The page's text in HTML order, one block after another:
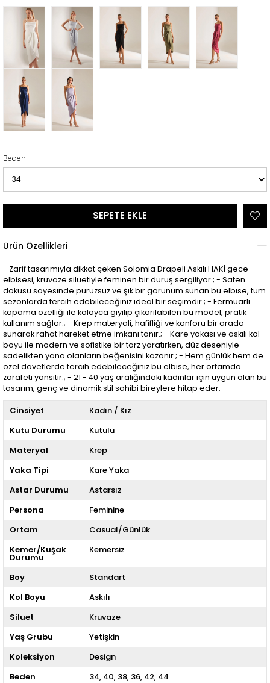
Beden
Ürün Özellikleri
- Zarif tasarımıyla dikkat çeken Solomia Drapeli Askılı HAKİ gece
elbisesi, kruvaze siluetiyle feminen bir duruş sergiliyor.; - Saten
dokusu sayesinde pürüzsüz ve şık bir görünüm sunan bu elbise, tüm
sezonlarda tercih edebileceğiniz ideal bir seçimdir.; - Fermuarlı
kapama özelliği ile kolayca giyilip çıkarılabilen bu model, pratik
kullanım sağlar.; - Krep materyali, hafifliği ve konforu bir arada
sunarak rahat hareket etme imkanı tanır.; - Kare yakası ve askılı kol
boyu ile modern ve sofistike bir tarz yaratırken, düz deseniyle
sadelikten yana olanların beğenisini kazanır.; - Hem günlük hem de
özel davetlerde tercih edebileceğiniz bu elbise, her ortamda
zarafeti yansıtır.; - 21 - 40 yaş aralığındaki kadınlar için uygun olan bu
tasarım, genç ve dinamik stil sahibi bireylere hitap eder.
Cinsiyet
Kadın / Kız
Kutu Durumu
Kutulu
Materyal
Krep
Yaka Tipi
Kare Yaka
Astar Durumu
Astarsız
Persona
Feminine
Ortam
Casual/Günlük
Kemer/Kuşak
Durumu
Kemersiz
Boy
Standart
Kol Boyu
Askılı
Siluet
Kruvaze
Yaş Grubu
Yetişkin
Koleksiyon
Design
Beden
34 40 38 36 42 44